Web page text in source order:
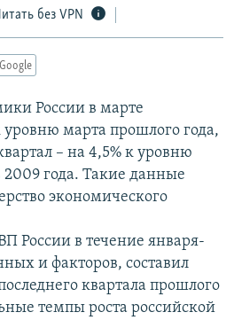
без VPN
России в марте
уровню марта прошлого года,
– на 4,5% к уровню
года. Такие данные
экономического
России в течение января-
и факторов, составил
квартала прошлого
темпы роста российской